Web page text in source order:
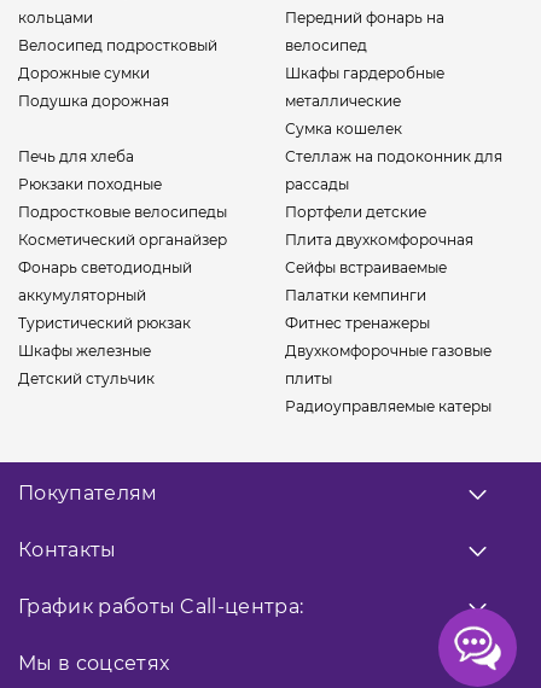
кольцами
Велосипед подростковый
Дорожные сумки
Подушка дорожная
Передний фонарь на
велосипед
Шкафы гардеробные
металлические
Сумка кошелек
Печь для хлеба
Рюкзаки походные
Подростковые велосипеды
Косметический органайзер
Фонарь светодиодный
аккумуляторный
Туристический рюкзак
Шкафы железные
Детский стульчик
Стеллаж на подоконник для
рассады
Портфели детские
Плита двухкомфорочная
Сейфы встраиваемые
Палатки кемпинги
Фитнес тренажеры
Двухкомфорочные газовые
плиты
Радиоуправляемые катеры
Контакты
Заказать звонок
0 800 33 10 32
График работыCall-центра:
Прием заказов
Покупателям
О нас
Доставка
Возврат товара
Мы в соцсетях